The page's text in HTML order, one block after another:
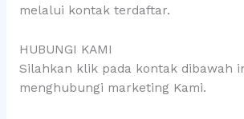
melalui kontak terdaftar.
HUBUNGI KAMI
Silahkan klik pada kontak dibawah
menghubungi marketing Kami.